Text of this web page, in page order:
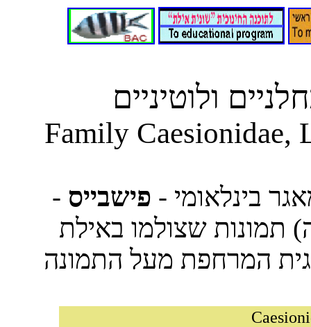
ולוטיניים
Family Caesionidae,
בינלאומי - פישבייס -
המרחפת מעל התמונה